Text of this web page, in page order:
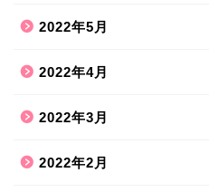
2022年5月
2022年4月
2022年3月
2022年2月